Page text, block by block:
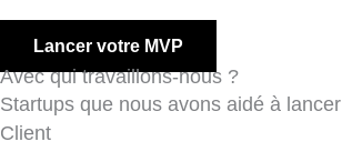
Lancer votre MVP
Avec qui travaillons-nous ?
Startups que nous avons aidé à lancer
Client